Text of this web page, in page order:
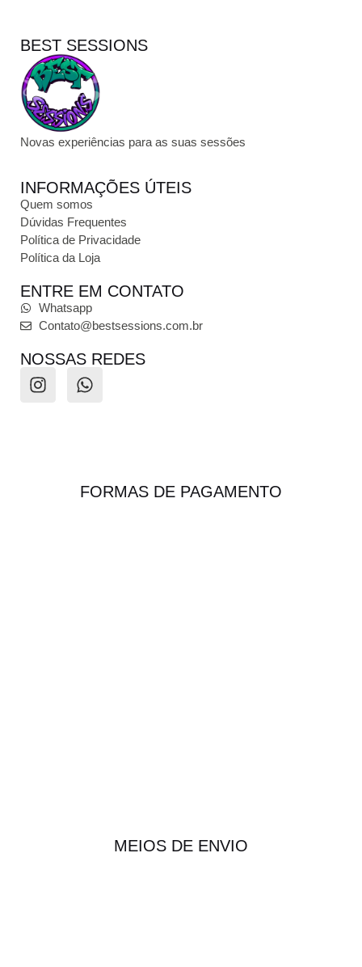
BEST SESSIONS
Novas experiências para as suas sessões
INFORMAÇÕES ÚTEIS
Quem somos
Dúvidas Frequentes
Política de Privacidade
Política da Loja
ENTRE EM CONTATO
Whatsapp
Contato@bestsessions.com.br
NOSSAS REDES
FORMAS DE PAGAMENTO
MEIOS DE ENVIO